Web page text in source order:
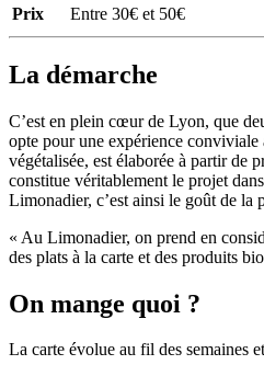
Prix
Entre 30€ et 50€
La démarche
C’est en plein cœur de Lyon, que
opte pour une expérience conviviale
végétalisée, est élaborée à partir de
constitue véritablement le projet
Limonadier, c’est ainsi le goût de la
« Au Limonadier, on prend en
des plats à la carte et des produits
On mange quoi ?
La carte évolue au fil des semaines